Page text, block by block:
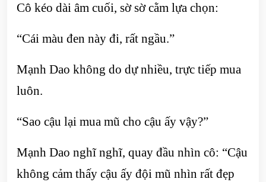
Cô kéo dài âm cuối, sờ sờ cằm lựa chọn:
“Cái màu đen này đi, rất ngầu.”
Mạnh Dao không do dự nhiều, trực tiếp mua
luôn.
“Sao cậu lại mua mũ cho cậu ấy vậy?”
Mạnh Dao nghĩ nghĩ, quay đầu nhìn cô: “Cậu
không cảm thấy cậu ấy đội mũ nhìn rất đẹp